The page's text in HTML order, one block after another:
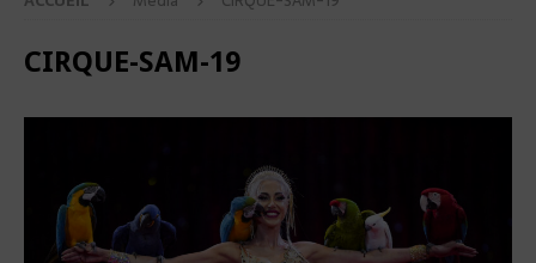
CIRQUE-SAM-19